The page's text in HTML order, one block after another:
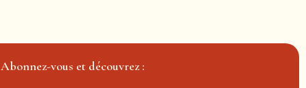
Abonnez-vous et découvrez :